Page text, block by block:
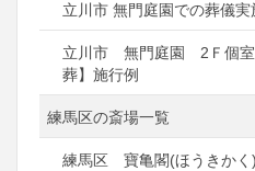
立川市 無門庭園での葬儀実
立川市 無門庭園 2Ｆ個
葬】施行例
練馬区の斎場一覧
練馬区 寶亀閣(ほうきかく